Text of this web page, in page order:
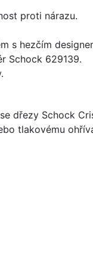
proti nárazu.
s hezčím
Schock 629139.
dřezy Schock
tlakovému